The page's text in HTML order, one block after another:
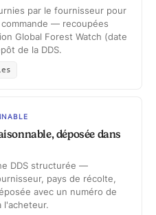
par le fournisseur pour
— recoupées
Global Forest Watch (date
de la DDS.
déposée dans
DDS structurée —
pays de récolte,
avec un numéro de
l'acheteur.